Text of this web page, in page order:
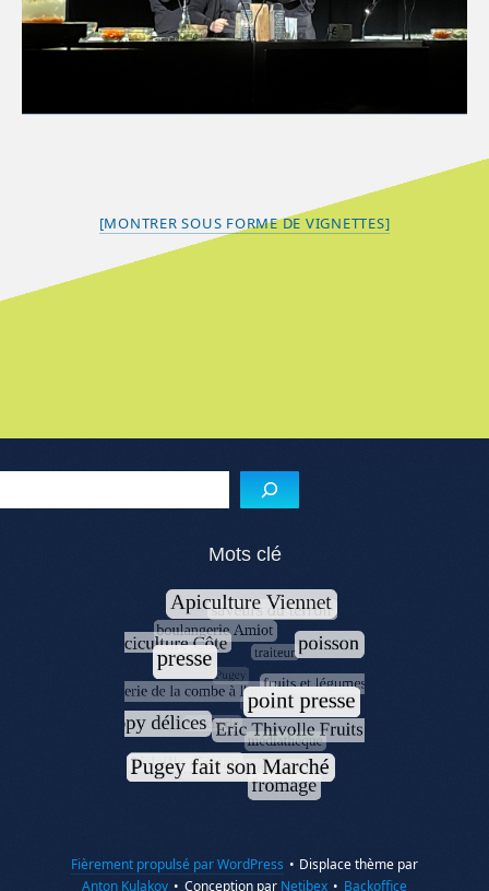
[MONTRER SOUS FORME DE VIGNETTES]
Menu de l'article
Mots clé
Fièrement propulsé par WordPress • Displace thème par
Anton Kulakov • Conception par Netibex • Backoffice